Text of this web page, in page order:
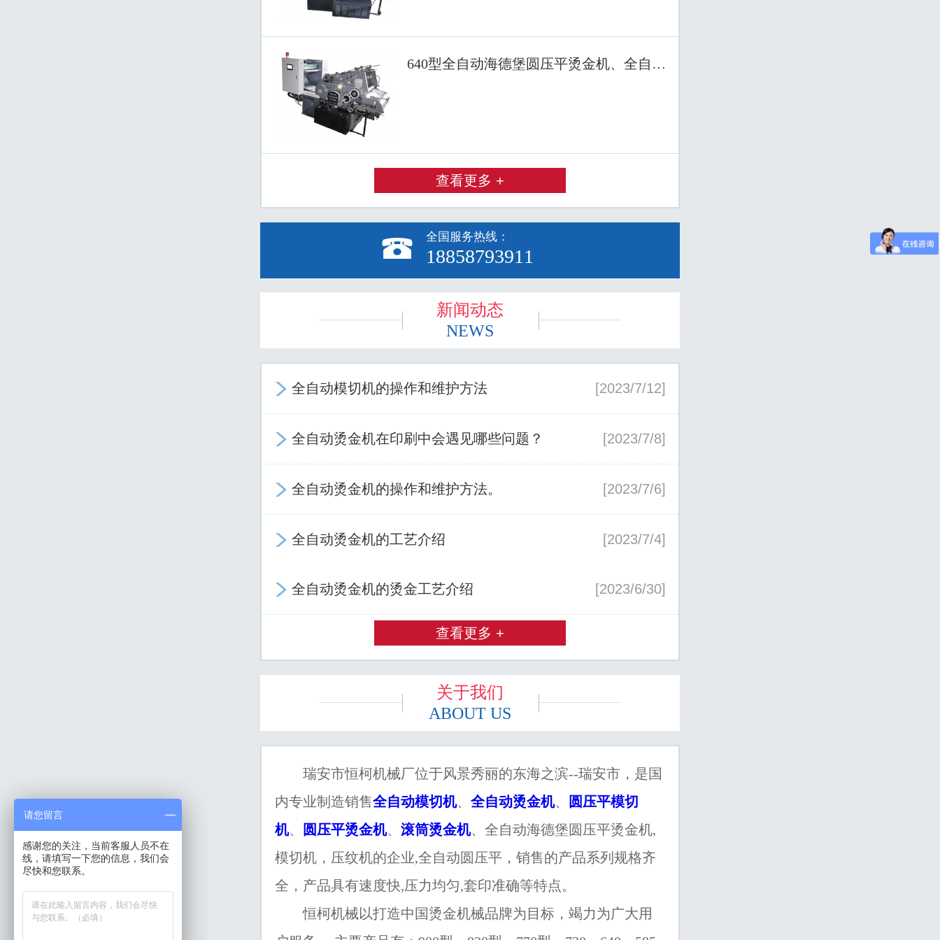
640型全自动海德堡圆压平烫金机、全自动模切机
查看更多 +
 全国服务热线：
18858793911
新闻动态
NEWS
 [2023/7/12]
全自动模切机的操作和维护方法
 [2023/7/8]
全自动烫金机在印刷中会遇见哪些问题？
 [2023/7/6]
全自动烫金机的操作和维护方法。
 [2023/7/4]
全自动烫金机的工艺介绍
 [2023/6/30]
全自动烫金机的烫金工艺介绍
查看更多 +
关于我们
ABOUT US
瑞安市恒柯机械厂位于风景秀丽的东海之滨--瑞安市，是国
内专业制造销售全自动模切机、全自动烫金机、
圆压平模切
机、 圆压平烫金机、滚筒烫金机、全自动海德堡圆压平烫金机,
模切机，压纹机的企业,全自动圆压平，销售的产品系列规格齐
全，产品具有速度快,压力均匀,套印准确等特点。
恒柯机械以打造中国烫金机械品牌为目标，竭力为广大用
请您留言
感谢您的关注，当前客服人员不在
线，请填写一下您的信息，我们会
尽快和您联系。